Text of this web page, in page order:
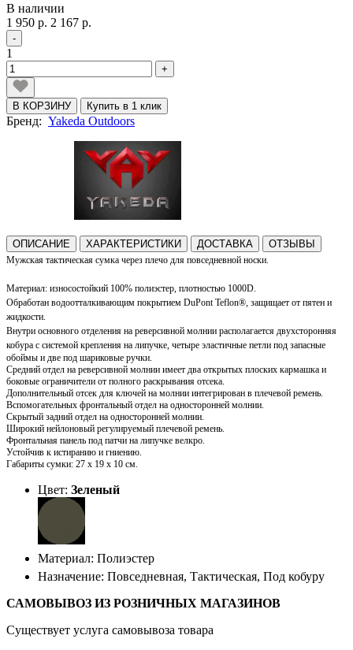
В наличии
1 950 р. 2 167 р.
-
1
+
В КОРЗИНУ Купить в 1 клик
Бренд: Yakeda Outdoors
ОПИСАНИЕ ХАРАКТЕРИСТИКИ ДОСТАВКА ОТЗЫВЫ
Мужская тактическая сумка через плечо для повседневной носки.
Материал: износостойкий 100% полиэстер, плотностью 1000D.
Обработан водоотталкивающим покрытием DuPont Teflon®, защищает от пятен и
жидкости.
Внутри основного отделения на реверсивной молнии располагается двухсторонняя
кобура с системой крепления на липучке, четыре эластичные петли под запасные
обоймы и две под шариковые ручки.
Средний отдел на реверсивной молнии имеет два открытых плоских кармашка и
боковые ограничители от полного раскрывания отсека.
Дополнительный отсек для ключей на молнии интегрирован в плечевой ремень.
Вспомогательных фронтальный отдел на односторонней молнии.
Скрытый задний отдел на односторонней молнии.
Широкий нейлоновый регулируемый плечевой ремень.
Фронтальная панель под патчи на липучке велкро.
Устойчив к истиранию и гниению.
Габариты сумки: 27 х 19 х 10 см.
Цвет: Зеленый
Материал: Полиэстер
Назначение: Повседневная, Тактическая, Под кобуру
САМОВЫВОЗ ИЗ РОЗНИЧНЫХ МАГАЗИНОВ
Существует услуга самовывоза товара